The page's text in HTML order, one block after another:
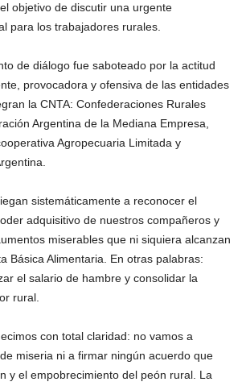
objetivo de discutir una urgente
para los trabajadores rurales.
de diálogo fue saboteado por la actitud
provocadora y ofensiva de las entidades
la CNTA: Confederaciones Rurales
Argentina de la Mediana Empresa,
Agropecuaria Limitada y
sistemáticamente a reconocer el
adquisitivo de nuestros compañeros y
miserables que ni siquiera alcanzan
Básica Alimentaria. En otras palabras:
el salario de hambre y consolidar la
rural.
con total claridad: no vamos a
miseria ni a firmar ningún acuerdo que
y el empobrecimiento del peón rural. La